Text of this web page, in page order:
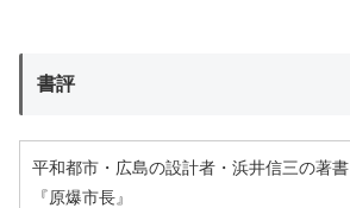
書評
平和都市・広島の設計者・浜井信三の著書
『原爆市長』